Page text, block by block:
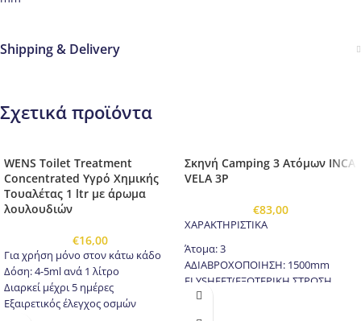
Shipping & Delivery
Σχετικά προϊόντα
WENS Toilet Treatment
Concentrated Υγρό Χημικής
Τουαλέτας 1 ltr με άρωμα
λουλουδιών
€16,00
Για χρήση μόνο στον κάτω κάδο
Δόση: 4-5ml ανά 1 λίτρο
Διαρκεί μέχρι 5 ημέρες
Εξαιρετικός έλεγχος οσμών
Σκηνή Camping 3 Ατόμων INCA
VELA 3P
€83,00
ΧΑΡΑΚΤΗΡΙΣΤΙΚΑ
Άτομα: 3
ΑΔΙΑΒΡΟΧΟΠΟΙΗΣΗ: 1500mm
FLYSHEET(ΕΞΩΤΕΡΙΚΗ ΣΤΡΩΣΗ
ΥΦΑΣΜΑΤΟΣ): 190Τ Polyester, PU